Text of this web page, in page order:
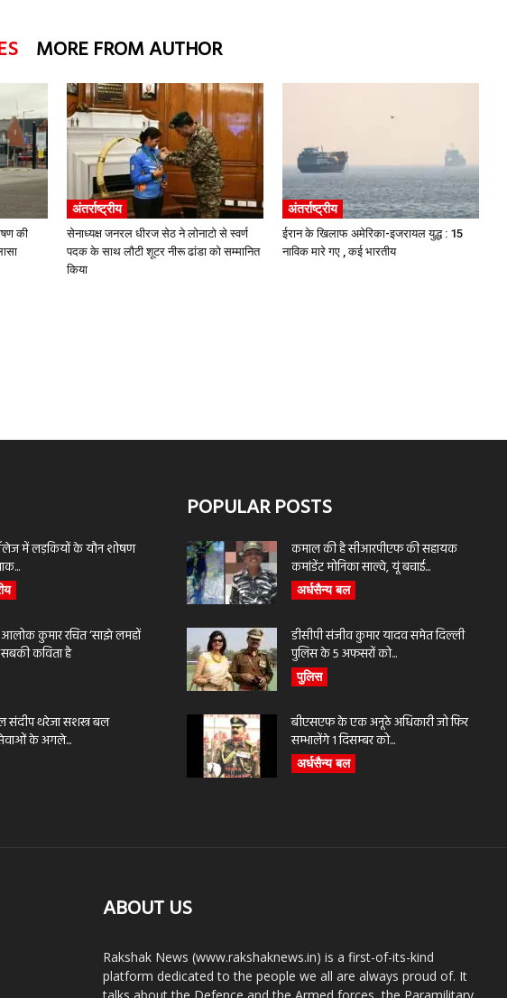
MORE FROM AUTHOR
की
अंतर्राष्ट्रीय
सेनाध्यक्ष जनरल धीरज सेठ ने लोनाटो से स्वर्ण
पदक के साथ लौटी शूटर नीरू ढांडा को सम्मानित
किया
अंतर्राष्ट्रीय
ईरान के खिलाफ अमेरिका-इजरायल युद्ध : 15
नाविक मारे गए , कई भारतीय
में लड़कियों के यौन शोषण
कुमार रचित ‘साझे लमहों
कविता है
संदीप थरेजा सशस्त्र बल
के अगले...
POPULAR POSTS
कमाल की है सीआरपीएफ की सहायक
कमांडेंट मोनिका साल्वे, यूं बचाई...
अर्धसैन्य बल
डीसीपी संजीव कुमार यादव समेत दिल्ली
पुलिस के 5 अफसरों को...
पुलिस
बीएसएफ के एक अनूठे अधिकारी जो फिर
सम्भालेंगे 1 दिसम्बर को...
अर्धसैन्य बल
ABOUT US
Rakshak News (www.rakshaknews.in) is a first-of-its-kind
platform dedicated to the people we all are always proud of. It